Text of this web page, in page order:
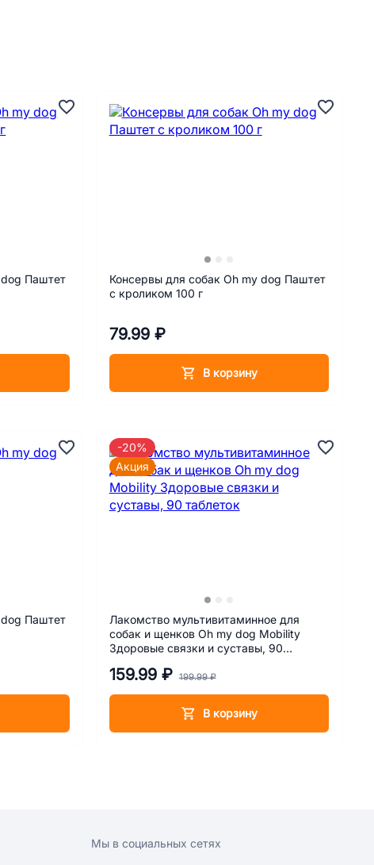
dog Паштет
Консервы для собак Oh my dog Паштет
с кроликом 100 г
79.99 ₽
В корзину
dog Паштет
Лакомство мультивитаминное для
собак и щенков Oh my dog Mobility
Здоровые связки и суставы, 90
159.99 ₽ 199.99 ₽
В корзину
-20%
Акция
Мы в социальных сетях